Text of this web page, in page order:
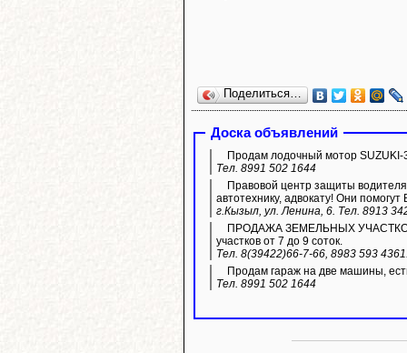
Поделиться…
Доска объявлений
Продам лодочный мотор SUZUKI-
Тел. 8991 502 1644
Правовой центр защиты
автотехнику, адвокату! Они
г.Кызыл, ул. Ленина, 6. Тел. 8913
ПРОДАЖА ЗЕМЕЛЬНЫХ УЧАСТКОВ
участков от 7 до 9 соток.
Тел. 8(39422)66-7-66, 8983 593
Продам гараж на две машины,
Тел. 8991 502 1644